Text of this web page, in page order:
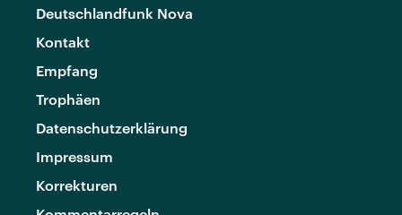
Deutschlandfunk Nova
Kontakt
Empfang
Trophäen
Datenschutzerklärung
Impressum
Korrekturen